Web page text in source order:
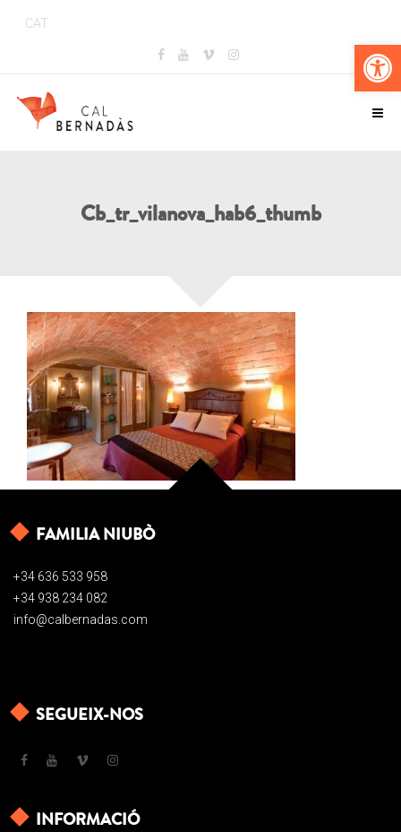
CAT
Cb_tr_vilanova_hab6_thumb
FAMILIA NIUBÒ
+34 636 533 958
+34 938 234 082
info@calbernadas.com
SEGUEIX-NOS
INFORMACIÓ